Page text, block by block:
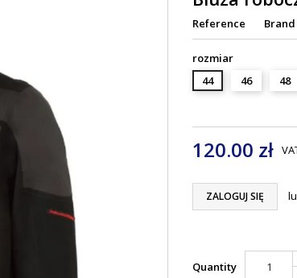
Reference Brand
rozmiar
44
46 48
120.00 zł
ZALOGUJ SIĘ
Quantity